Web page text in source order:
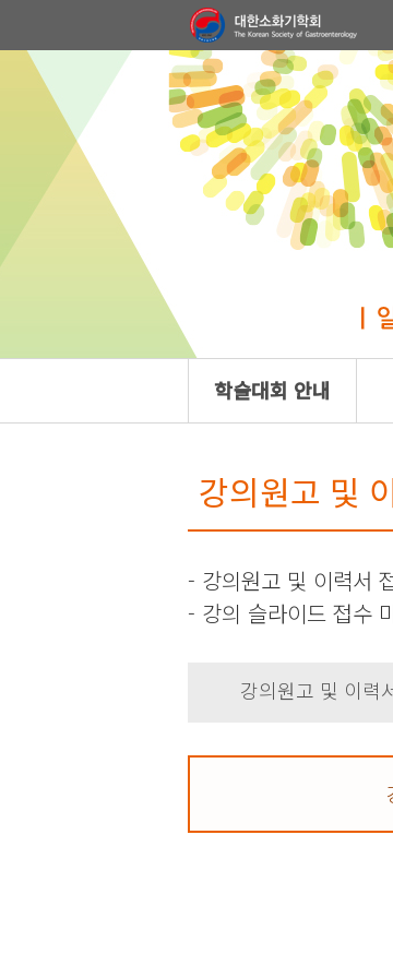
학술대회 안내
강의원고 및
- 강의원고 및 이력서
- 강의 슬라이드 접수
강의원고 및 이력